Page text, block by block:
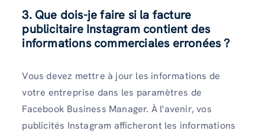
3. Que dois-je faire si la facture
publicitaire Instagram contient des
informations commerciales erronées ?
Vous devez mettre à jour les informations de
votre entreprise dans les paramètres de
Facebook Business Manager. À l'avenir, vos
publicités Instagram afficheront les informations